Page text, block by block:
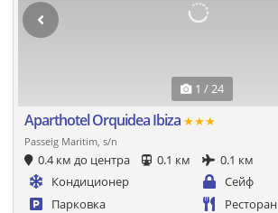
1 / 24
Aparthotel Orquidea Ibiza ★★★
Passeig Maritim, s/n
0.4 км до центра 0.1 км
0.1 км
Кондиционер
Сейф
Парковка
Ресторан